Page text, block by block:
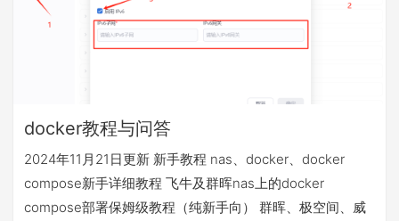
docker教程与问答
2024年11月21日更新 新手教程 nas、docker、docker
compose新手详细教程 飞牛及群晖nas上的docker
compose部署保姆级教程（纯新手向） 群晖、极空间、威